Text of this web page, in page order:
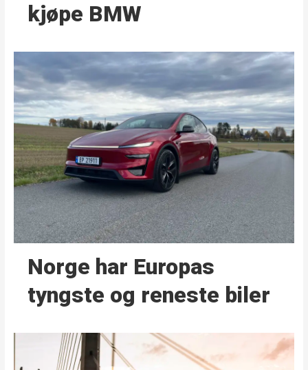
kjøpe BMW
Norge har Europas
tyngste og reneste biler